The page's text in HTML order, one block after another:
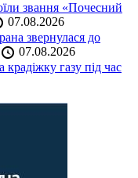
звання «Почесний
07.08.2026
звернулася до
07.08.2026
крадіжку газу під час